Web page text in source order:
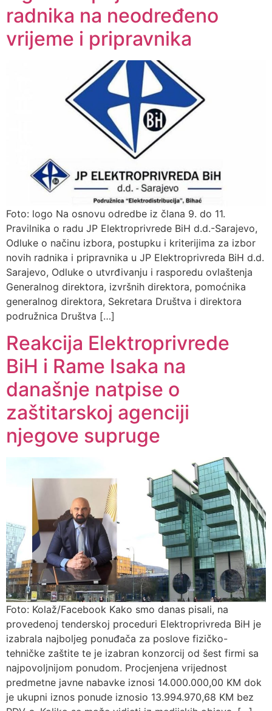
radnika na neodređeno
vrijeme i pripravnika
Foto: logo Na osnovu odredbe iz člana 9. do 11.
Pravilnika o radu JP Elektroprivrede BiH d.d.-Sarajevo,
Odluke o načinu izbora, postupku i kriterijima za izbor
novih radnika i pripravnika u JP Elektroprivreda BiH d.d.
Sarajevo, Odluke o utvrđivanju i rasporedu ovlaštenja
Generalnog direktora, izvršnih direktora, pomoćnika
generalnog direktora, Sekretara Društva i direktora
podružnica Društva […]
Reakcija Elektroprivrede
BiH i Rame Isaka na
današnje natpise o
zaštitarskoj agenciji
njegove supruge
Foto: Kolaž/Facebook Kako smo danas pisali, na
provedenoj tenderskoj proceduri Elektroprivreda BiH je
izabrala najboljeg ponuđača za poslove fizičko-
tehničke zaštite te je izabran konzorcij od šest firmi sa
najpovoljnijom ponudom. Procjenjena vrijednost
predmetne javne nabavke iznosi 14.000.000,00 KM dok
je ukupni iznos ponude iznosio 13.994.970,68 KM bez